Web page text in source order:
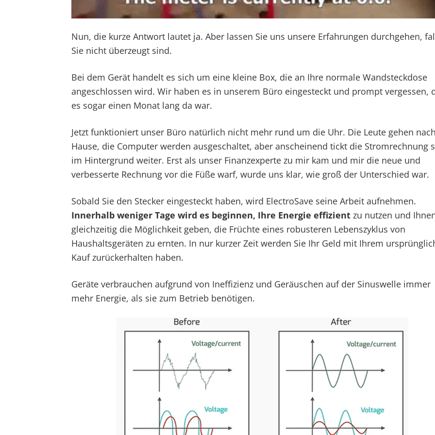
Nun, die kurze Antwort lautet ja. Aber lassen Sie uns unsere Erfahrungen durchgehen,
Sie nicht überzeugt sind.
Bei dem Gerät handelt es sich um eine kleine Box, die an Ihre normale Wandsteckdose
angeschlossen wird. Wir haben es in unserem Büro eingesteckt und prompt vergessen,
es sogar einen Monat lang da war.
Jetzt funktioniert unser Büro natürlich nicht mehr rund um die Uhr. Die Leute gehen
Hause, die Computer werden ausgeschaltet, aber anscheinend tickt die Stromrechnung
im Hintergrund weiter. Erst als unser Finanzexperte zu mir kam und mir die neue und
verbesserte Rechnung vor die Füße warf, wurde uns klar, wie groß der Unterschied war.
Sobald Sie den Stecker eingesteckt haben, wird ElectroSave seine Arbeit aufnehmen.
Innerhalb weniger Tage wird es beginnen, Ihre Energie effizient zu nutzen und
gleichzeitig die Möglichkeit geben, die Früchte eines robusteren Lebenszyklus von
Haushaltsgeräten zu ernten. In nur kurzer Zeit werden Sie Ihr Geld mit Ihrem
Kauf zurückerhalten haben.
Geräte verbrauchen aufgrund von Ineffizienz und Geräuschen auf der Sinuswelle immer
mehr Energie, als sie zum Betrieb benötigen.